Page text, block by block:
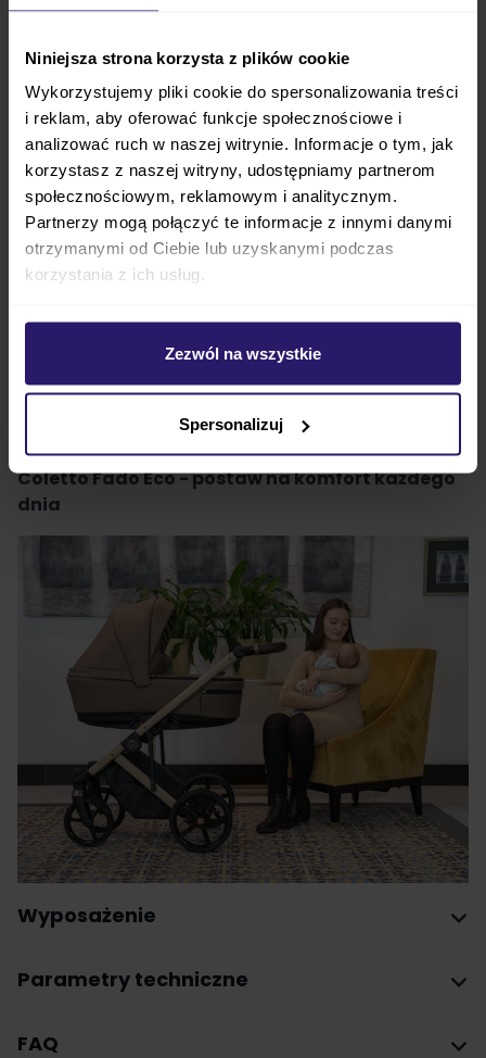
Niniejsza strona korzysta z plików cookie
Wykorzystujemy pliki cookie do spersonalizowania treści
i reklam, aby oferować funkcje społecznościowe i
analizować ruch w naszej witrynie. Informacje o tym, jak
korzystasz z naszej witryny, udostępniamy partnerom
społecznościowym, reklamowym i analitycznym.
Partnerzy mogą połączyć te informacje z innymi danymi
otrzymanymi od Ciebie lub uzyskanymi podczas
korzystania z ich usług.
Zezwól na wszystkie
Spersonalizuj
przebicia inie musisz pamiętać o uzupełnianiu w
nich powietrza . Dzięki łatwemu podbijaniu wózka
żadne krawężniki na drodze nie będą stanowiły
wyzwania.
Coletto
zawdzięcza swój wyjątkowy
designtapicerce wykonanej ze skóry
ekologicznej.Jest nie tylko bardzo stylowa, ale
równieżłatwa w utrzymaniu czystości. Skóra
ekologiczna ma naturalną powłokę hydrofilową,
będzie narażony na przemakanie
niewielka, co znacznie ułatwia przenoszenie i
prowadzenie obu wersjiColetto Fado Eco.
Coletto Fado Eco - postaw na komfort każdego
dnia
Wyposażenie
Parametry techniczne
FAQ